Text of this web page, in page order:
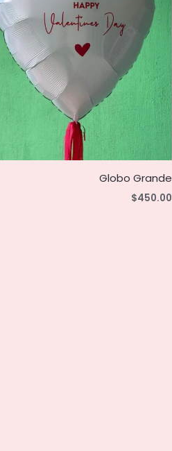
Globo Grande
$450.00